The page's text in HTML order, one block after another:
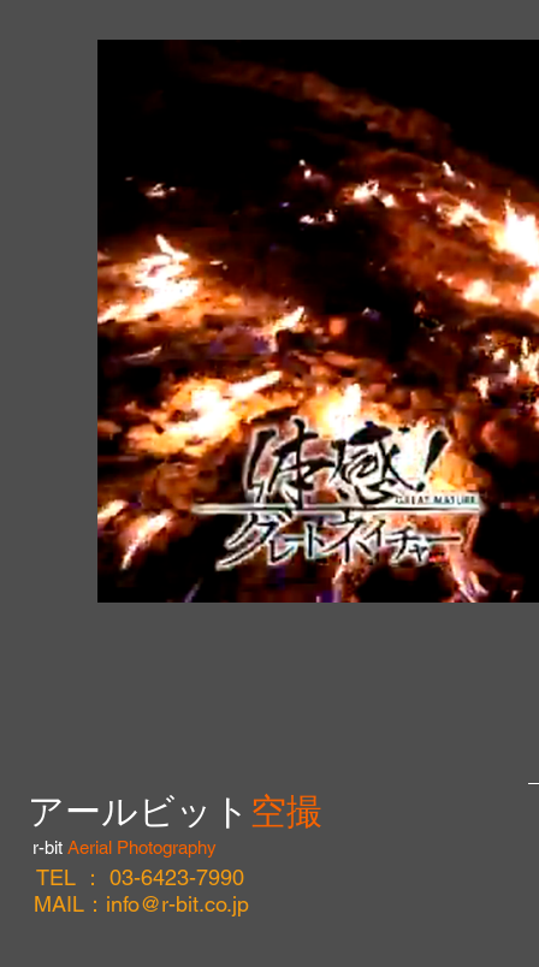
TEL ： 03-6423-7990
MAIL： info@r-bit.co.jp
​アールビット 空撮
r-bit Aerial Photography